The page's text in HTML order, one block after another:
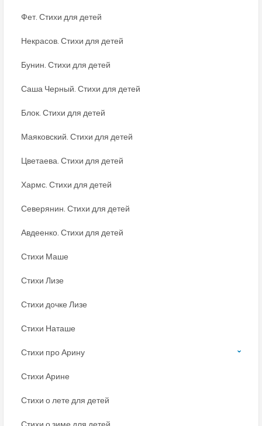
Фет. Стихи для детей
Некрасов. Стихи для детей
Бунин. Стихи для детей
Саша Черный. Стихи для детей
Блок. Стихи для детей
Маяковский. Стихи для детей
Цветаева. Стихи для детей
Хармс. Стихи для детей
Северянин. Стихи для детей
Авдеенко. Стихи для детей
Стихи Маше
Стихи Лизе
Стихи дочке Лизе
Стихи Наташе
Стихи про Арину
Стихи Арине
Стихи о лете для детей
Стихи о зиме для детей